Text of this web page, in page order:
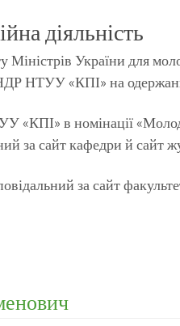
діяльність
Міністрів України для
НТУУ «КПІ» на
«КПІ» в номінації
за сайт кафедри й
за сайт